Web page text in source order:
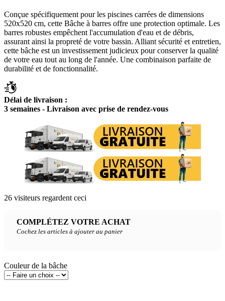
Conçue spécifiquement pour les piscines carrées de dimensions
520x520 cm, cette Bâche à barres offre une protection optimale. Les
barres robustes empêchent l'accumulation d'eau et de débris,
assurant ainsi la propreté de votre bassin. Alliant sécurité et entretien,
cette bâche est un investissement judicieux pour conserver la qualité
de votre eau tout au long de l'année. Une combinaison parfaite de
durabilité et de fonctionnalité.
Délai de livraison :
3 semaines - Livraison avec prise de rendez-vous
26 visiteurs regardent ceci
COMPLÉTEZ VOTRE ACHAT
Cochez les articles à ajouter au panier
Couleur de la bâche